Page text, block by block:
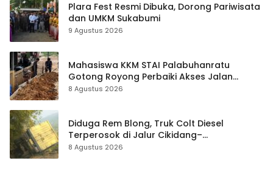
Plara Fest Resmi Dibuka, Dorong Pariwisata
dan UMKM Sukabumi
9 Agustus 2026
Mahasiswa KKM STAI Palabuhanratu
Gotong Royong Perbaiki Akses Jalan
Majelis Ta’lim di Sagaranten
8 Agustus 2026
Diduga Rem Blong, Truk Colt Diesel
Terperosok di Jalur Cikidang–
Palabuhanratu
8 Agustus 2026